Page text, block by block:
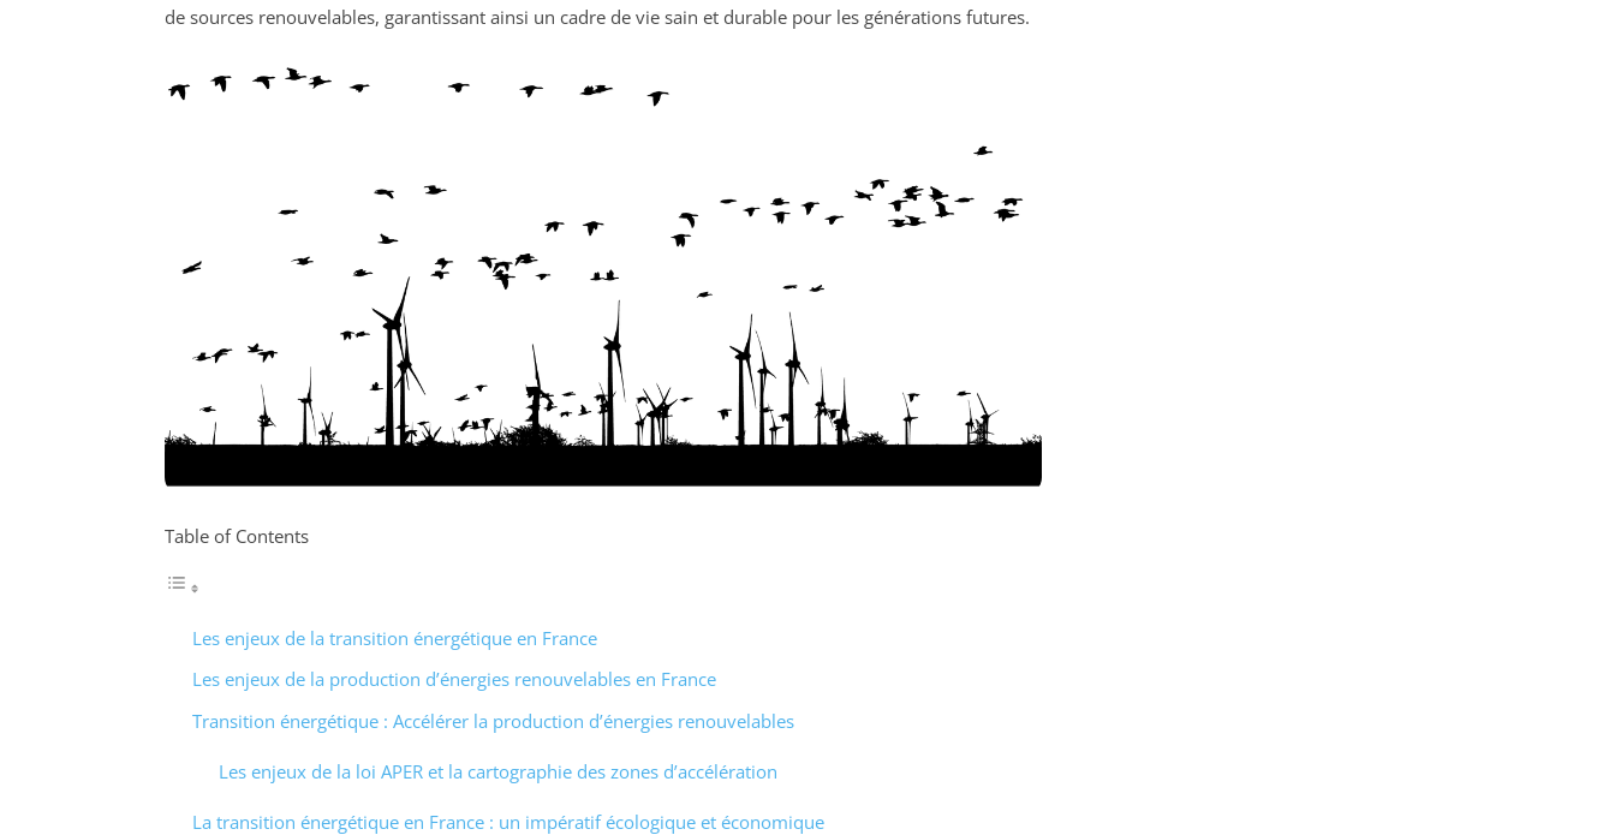
de sources renouvelables, garantissant ainsi un cadre de vie sain et durable pour les générations futures.
Table of Contents
Les enjeux de la transition énergétique en France
Les enjeux de la production d’énergies renouvelables en France
Transition énergétique : Accélérer la production d’énergies renouvelables
Les enjeux de la loi APER et la cartographie des zones d’accélération
La transition énergétique en France : un impératif écologique et économique